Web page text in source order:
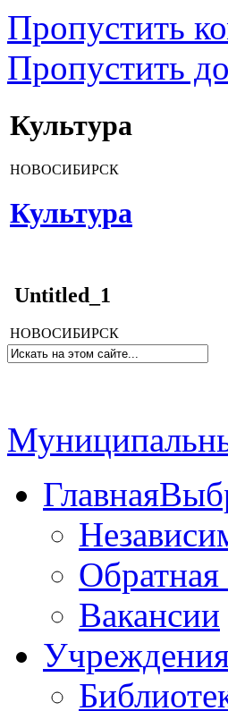
Пропустить
Пропустить
Культура
НОВОСИБИРСК
Культура
Untitled_1
НОВОСИБИРСК
Главная
Обратная
Вакансии